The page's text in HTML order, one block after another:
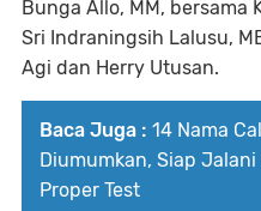
Bunga Allo, MM, bersama
Sri Indraningsih Lalusu,
Agi dan Herry Utusan.
Baca Juga : 14 Nama
Diumumkan, Siap
Proper Test